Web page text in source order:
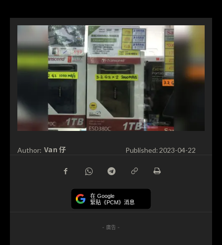
Author: Van 仔 Published: 2023-04-22
在 Google
緊貼《PCM》消息
- 廣告 -